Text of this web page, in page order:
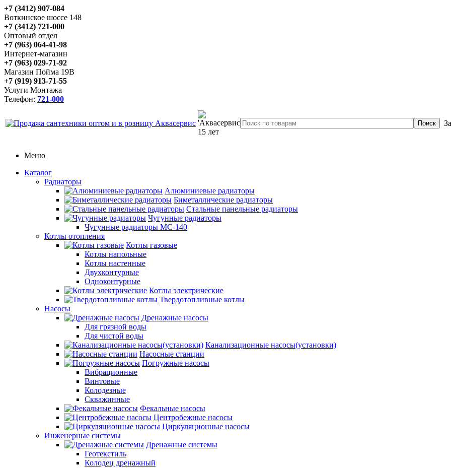
+7 (3412) 907-084
Воткинское шоссе 148
+7 (3412) 721-000
Оптовый отдел
+7 (963) 064-41-98
Интернет-магазин
+7 (963) 029-71-92
Магазин Пойма 19В
+7 (919) 913-71-55
Услуги Монтажа
Телефон: 721-000
Меню
Каталог
Радиаторы
Алюминиевые радиаторы
Биметаллические радиаторы
Стальные панельные радиаторы
Чугунные радиаторы
Чугунные радиаторы МС-140
Котлы отопления
Котлы газовые
Котлы напольные
Котлы настенные
Двухконтурные
Одноконтурные
Котлы электрические
Твердотопливные котлы
Насосы
Дренажные насосы
Для грязной воды
Для чистой воды
Канализационные насосы(установки)
Насосные станции
Погружные насосы
Вибрационные
Винтовые
Колодезные
Скважинные
Фекальные насосы
Центробежные насосы
Циркуляционные насосы
Инженерные системы
Дренажные системы
Геотекстиль
Колодец дренажный